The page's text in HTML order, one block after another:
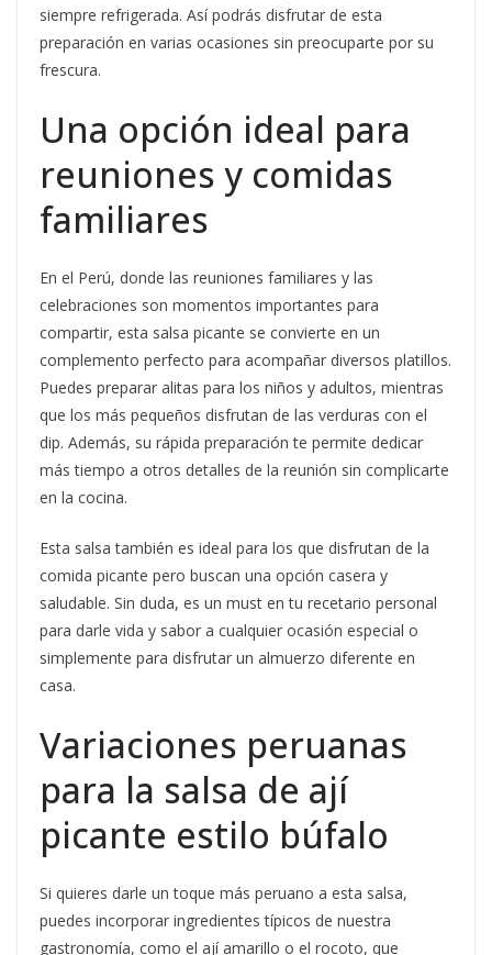
siempre refrigerada. Así podrás disfrutar de esta
preparación en varias ocasiones sin preocuparte por su
frescura.
Una opción ideal para
reuniones y comidas
familiares
En el Perú, donde las reuniones familiares y las
celebraciones son momentos importantes para
compartir, esta salsa picante se convierte en un
complemento perfecto para acompañar diversos platillos.
Puedes preparar alitas para los niños y adultos, mientras
que los más pequeños disfrutan de las verduras con el
dip. Además, su rápida preparación te permite dedicar
más tiempo a otros detalles de la reunión sin complicarte
en la cocina.
Esta salsa también es ideal para los que disfrutan de la
comida picante pero buscan una opción casera y
saludable. Sin duda, es un must en tu recetario personal
para darle vida y sabor a cualquier ocasión especial o
simplemente para disfrutar un almuerzo diferente en
casa.
Variaciones peruanas
para la salsa de ají
picante estilo búfalo
Si quieres darle un toque más peruano a esta salsa,
puedes incorporar ingredientes típicos de nuestra
gastronomía, como el ají amarillo o el rocoto, que